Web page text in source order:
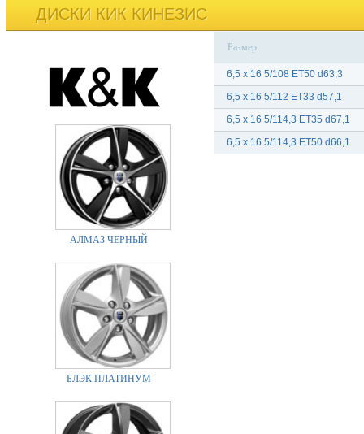
ДИСКИ КИК КИНЕЗИС
АЛМАЗ ЧЕРНЫЙ
БЛЭК ПЛАТИНУМ
Размер
6,5 x 16 5/108 ET50 d63,3
6,5 x 16 5/112 ET33 d57,1
6,5 x 16 5/114,3 ET35 d67,1
6,5 x 16 5/114,3 ET50 d66,1